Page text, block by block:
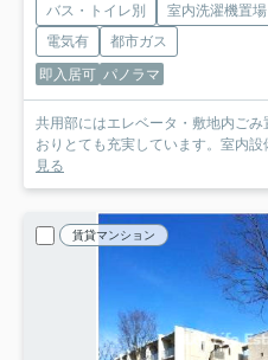
バス・トイレ別 室内洗濯機置場
電気有
都市ガス
即入居可 パノラマ
共用部にはエレベータ・敷地内ご
おりとても充実しています。室内設
見る
賃貸マンション